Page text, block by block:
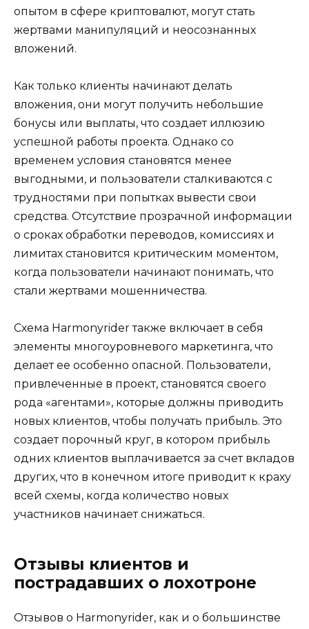
опытом в сфере криптовалют, могут стать
жертвами манипуляций и неосознанных
вложений.
Как только клиенты начинают делать
вложения, они могут получить небольшие
бонусы или выплаты, что создает иллюзию
успешной работы проекта. Однако со
временем условия становятся менее
выгодными, и пользователи сталкиваются с
трудностями при попытках вывести свои
средства. Отсутствие прозрачной информации
о сроках обработки переводов, комиссиях и
лимитах становится критическим моментом,
когда пользователи начинают понимать, что
стали жертвами мошенничества.
Схема Harmonyrider также включает в себя
элементы многоуровневого маркетинга, что
делает ее особенно опасной. Пользователи,
привлеченные в проект, становятся своего
рода «агентами», которые должны приводить
новых клиентов, чтобы получать прибыль. Это
создает порочный круг, в котором прибыль
одних клиентов выплачивается за счет вкладов
других, что в конечном итоге приводит к краху
всей схемы, когда количество новых
участников начинает снижаться.
Отзывы клиентов и
пострадавших о лохотроне
Отзывов о Harmonyrider, как и о большинстве